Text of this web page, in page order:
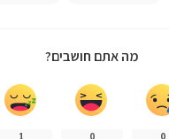
מה אתם חושבים?
0
0
1